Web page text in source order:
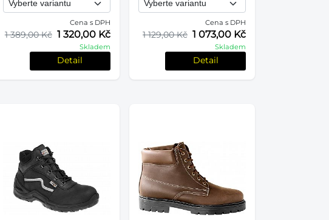
Cena s DPH
1 389,00 Kč 1 320,00 Kč
Skladem
Detail
Cena s DPH
1 129,00 Kč 1 073,00 Kč
Skladem
Detail